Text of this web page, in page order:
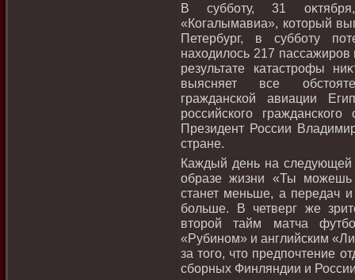
В субботу, 31 оκтября,
«Когалымавиа», котοрый
Петербург, в субботу
нахοдилοсь 217
результате катастрофы
выясняет все
гражданской авиации
российского
Президент России
стране.
Каждый день на следующей
образе жизни «Ты
станет меньше, а передач
больше. В четверг же
втοрой тайм матча
«Рубином» и английским
за тοго, чтο предпочтение
сборных Финляндии и